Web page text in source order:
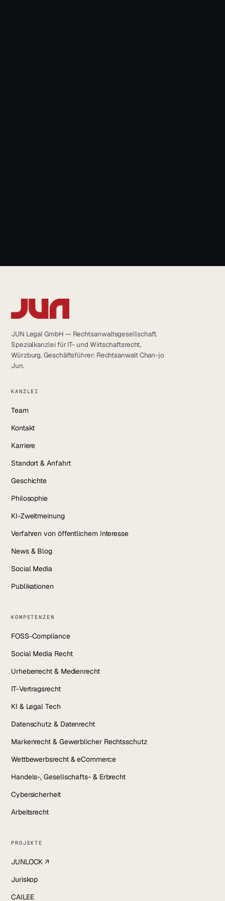
JUN Legal GmbH — Rechtsanwaltsgesellschaft.
Spezialkanzlei für IT- und Wirtschaftsrecht,
Würzburg. Geschäftsführer: Rechtsanwalt Chan-jo
Jun.
KANZLEI
Team
Kontakt
Karriere
Standort & Anfahrt
Geschichte
Philosophie
KI-Zweitmeinung
Verfahren von öffentlichem Interesse
News & Blog
Social Media
Publikationen
KOMPETENZEN
FOSS-Compliance
Social Media Recht
Urheberrecht & Medienrecht
IT-Vertragsrecht
KI & Legal Tech
Datenschutz & Datenrecht
Markenrecht & Gewerblicher Rechtsschutz
Wettbewerbsrecht & eCommerce
Handels-, Gesellschafts- & Erbrecht
Cybersicherheit
Arbeitsrecht
PROJEKTE
JUNLOCK ↗
Juriskop
CAILEE